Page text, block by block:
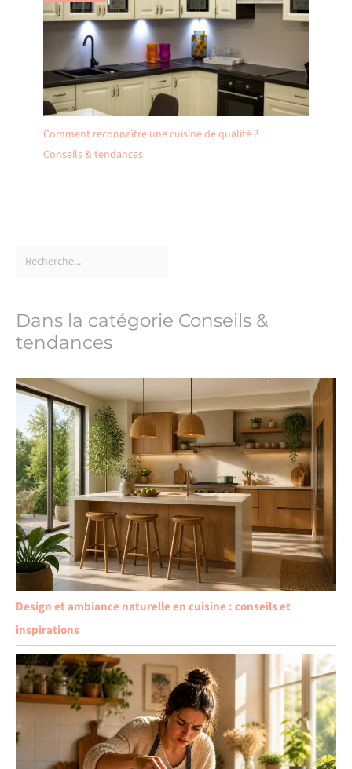
Comment reconnaître une cuisine de qualité ?
Conseils & tendances
Dans la catégorie Conseils &
tendances
Design et ambiance naturelle en cuisine : conseils et
inspirations